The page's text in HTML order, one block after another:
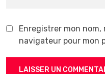
Enregistrer mon
navigateur pour mon